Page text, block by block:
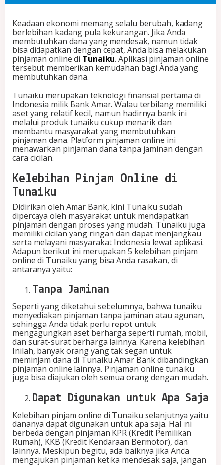
u
a
i
k
u
S
a
B
e
r
i
k
u
e
l
b
i
h
a
n
n
y
a
Keadaan ekonomi memang selalu berubah, kadang
berlebihan kadang pula kekurangan. Jika Anda
membutuhkan dana yang mendesak, namun tidak
bisa didapatkan dengan cepat, Anda bisa melakukan
pinjaman online di Tunaiku. Aplikasi pinjaman online
tersebut memberikan kemudahan bagi Anda yang
membutuhkan dana.
Tunaiku merupakan teknologi finansial pertama di
Indonesia milik Bank Amar. Walau terbilang memiliki
aset yang relatif kecil, namun hadirnya bank ini
melalui produk tunaiku cukup menarik dan
membantu masyarakat yang membutuhkan
pinjaman dana. Platform pinjaman online ini
menawarkan pinjaman dana tanpa jaminan dengan
cara cicilan.
Kelebihan Pinjam Online di
Tunaiku
Didirikan oleh Amar Bank, kini Tunaiku sudah
dipercaya oleh masyarakat untuk mendapatkan
pinjaman dengan proses yang mudah. Tunaiku juga
memiliki cicilan yang ringan dan dapat menjangkau
serta melayani masyarakat Indonesia lewat aplikasi.
Adapun berikut ini merupakan 5 kelebihan pinjam
online di Tunaiku yang bisa Anda rasakan, di
antaranya yaitu:
Tanpa Jaminan
Seperti yang diketahui sebelumnya, bahwa tunaiku
menyediakan pinjaman tanpa jaminan atau agunan,
sehingga Anda tidak perlu repot untuk
mengagungkan aset berharga seperti rumah, mobil,
dan surat-surat berharga lainnya. Karena kelebihan
Inilah, banyak orang yang tak segan untuk
meminjam dana di Tunaiku Amar Bank dibandingkan
pinjaman online lainnya. Pinjaman online tunaiku
juga bisa diajukan oleh semua orang dengan mudah.
Dapat Digunakan untuk Apa Saja
Kelebihan pinjam online di Tunaiku selanjutnya yaitu
dananya dapat digunakan untuk apa saja. Hal ini
berbeda dengan pinjaman KPR (Kredit Pemilikan
Rumah), KKB (Kredit Kendaraan Bermotor), dan
lainnya. Meskipun begitu, ada baiknya jika Anda
mengajukan pinjaman ketika mendesak saja, jangan